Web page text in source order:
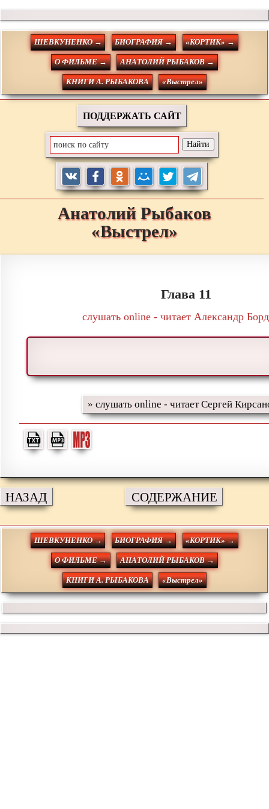
ШЕВКУНЕНКО → БИОГРАФИЯ → «КОРТИК» →
О ФИЛЬМЕ → АНАТОЛИЙ РЫБАКОВ →
КНИГИ А. РЫБАКОВА «Выстрел»
ПОДДЕРЖАТЬ САЙТ
Анатолий Рыбаков
«Выстрел»
Глава 11
слушать online - читает Александр
» слушать online - читает Сергей
НАЗАД СОДЕРЖАНИЕ
ШЕВКУНЕНКО → БИОГРАФИЯ → «КОРТИК» →
О ФИЛЬМЕ → АНАТОЛИЙ РЫБАКОВ →
КНИГИ А. РЫБАКОВА «Выстрел»